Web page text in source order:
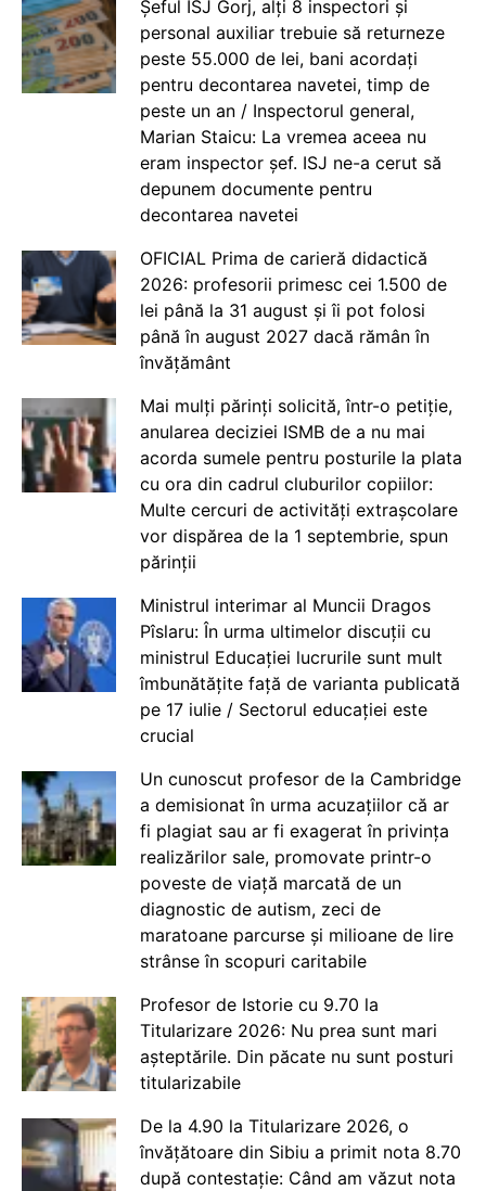
Șeful ISJ Gorj, alți 8 inspectori și
personal auxiliar trebuie să returneze
peste 55.000 de lei, bani acordați
pentru decontarea navetei, timp de
peste un an / Inspectorul general,
Marian Staicu: La vremea aceea nu
eram inspector șef. ISJ ne-a cerut să
depunem documente pentru
decontarea navetei
OFICIAL Prima de carieră didactică
2026: profesorii primesc cei 1.500 de
lei până la 31 august și îi pot folosi
până în august 2027 dacă rămân în
învățământ
Mai mulți părinți solicită, într-o petiție,
anularea deciziei ISMB de a nu mai
acorda sumele pentru posturile la plata
cu ora din cadrul cluburilor copiilor:
Multe cercuri de activități extrașcolare
vor dispărea de la 1 septembrie, spun
părinții
Ministrul interimar al Muncii Dragos
Pîslaru: În urma ultimelor discuții cu
ministrul Educației lucrurile sunt mult
îmbunătățite față de varianta publicată
pe 17 iulie / Sectorul educației este
crucial
Un cunoscut profesor de la Cambridge
a demisionat în urma acuzațiilor că ar
fi plagiat sau ar fi exagerat în privința
realizărilor sale, promovate printr-o
poveste de viață marcată de un
diagnostic de autism, zeci de
maratoane parcurse și milioane de lire
strânse în scopuri caritabile
Profesor de Istorie cu 9.70 la
Titularizare 2026: Nu prea sunt mari
așteptările. Din păcate nu sunt posturi
titularizabile
De la 4.90 la Titularizare 2026, o
învățătoare din Sibiu a primit nota 8.70
după contestație: Când am văzut nota